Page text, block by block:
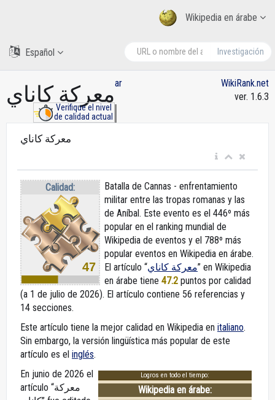
Wikipedia en árabe
Investigación
Español
معركة كانايar
Verifique el nivel
de calidad actual
WikiRank.net
ver. 1.6.3
معركة كاناي
Calidad:
47
Batalla de Cannas - enfrentamiento
militar entre las tropas romanas y las
de Aníbal. Este evento es el 446º más
popular en el ranking mundial de
Wikipedia de eventos y el 788º más
popular eventos en Wikipedia en árabe.
El artículo “معركة كاناي” en Wikipedia
en árabe tiene 47.2 puntos por calidad
(a 1 de julio de 2026). El artículo contiene 56 referencias y
14 secciones.
Este artículo tiene la mejor calidad en Wikipedia en italiano.
Sin embargo, la versión lingüística más popular de este
artículo es el inglés.
Logros en todo el tiempo:
Wikipedia en árabe:
En junio de 2026 el
artículo “معركة